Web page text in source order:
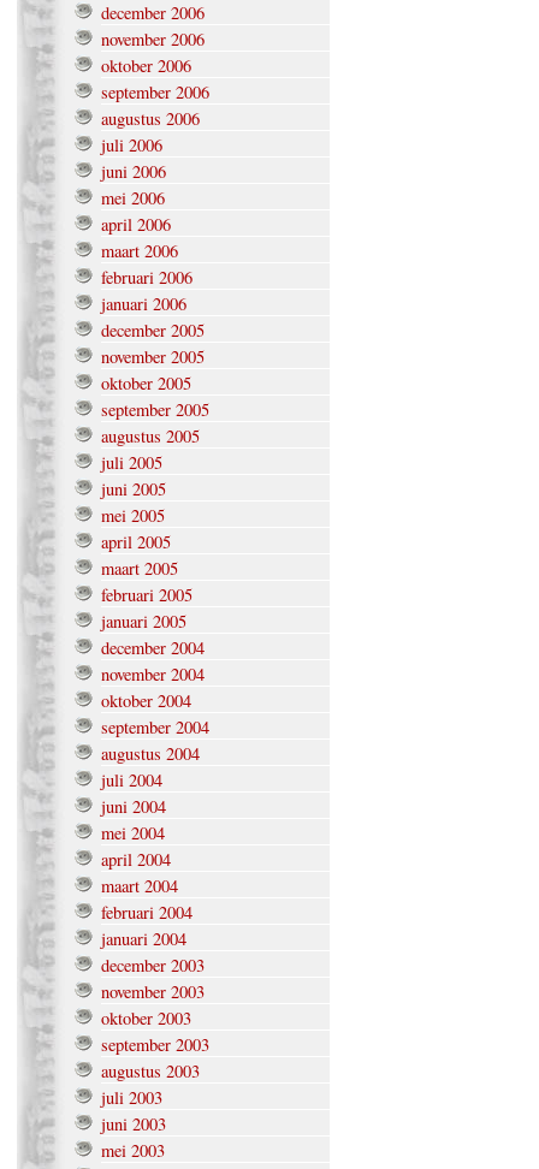
december 2006
november 2006
oktober 2006
september 2006
augustus 2006
juli 2006
juni 2006
mei 2006
april 2006
maart 2006
februari 2006
januari 2006
december 2005
november 2005
oktober 2005
september 2005
augustus 2005
juli 2005
juni 2005
mei 2005
april 2005
maart 2005
februari 2005
januari 2005
december 2004
november 2004
oktober 2004
september 2004
augustus 2004
juli 2004
juni 2004
mei 2004
april 2004
maart 2004
februari 2004
januari 2004
december 2003
november 2003
oktober 2003
september 2003
augustus 2003
juli 2003
juni 2003
mei 2003